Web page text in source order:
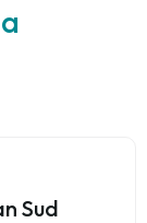
Sud